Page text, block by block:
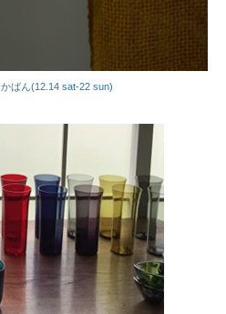
ばん(12.14 sat-22 sun)